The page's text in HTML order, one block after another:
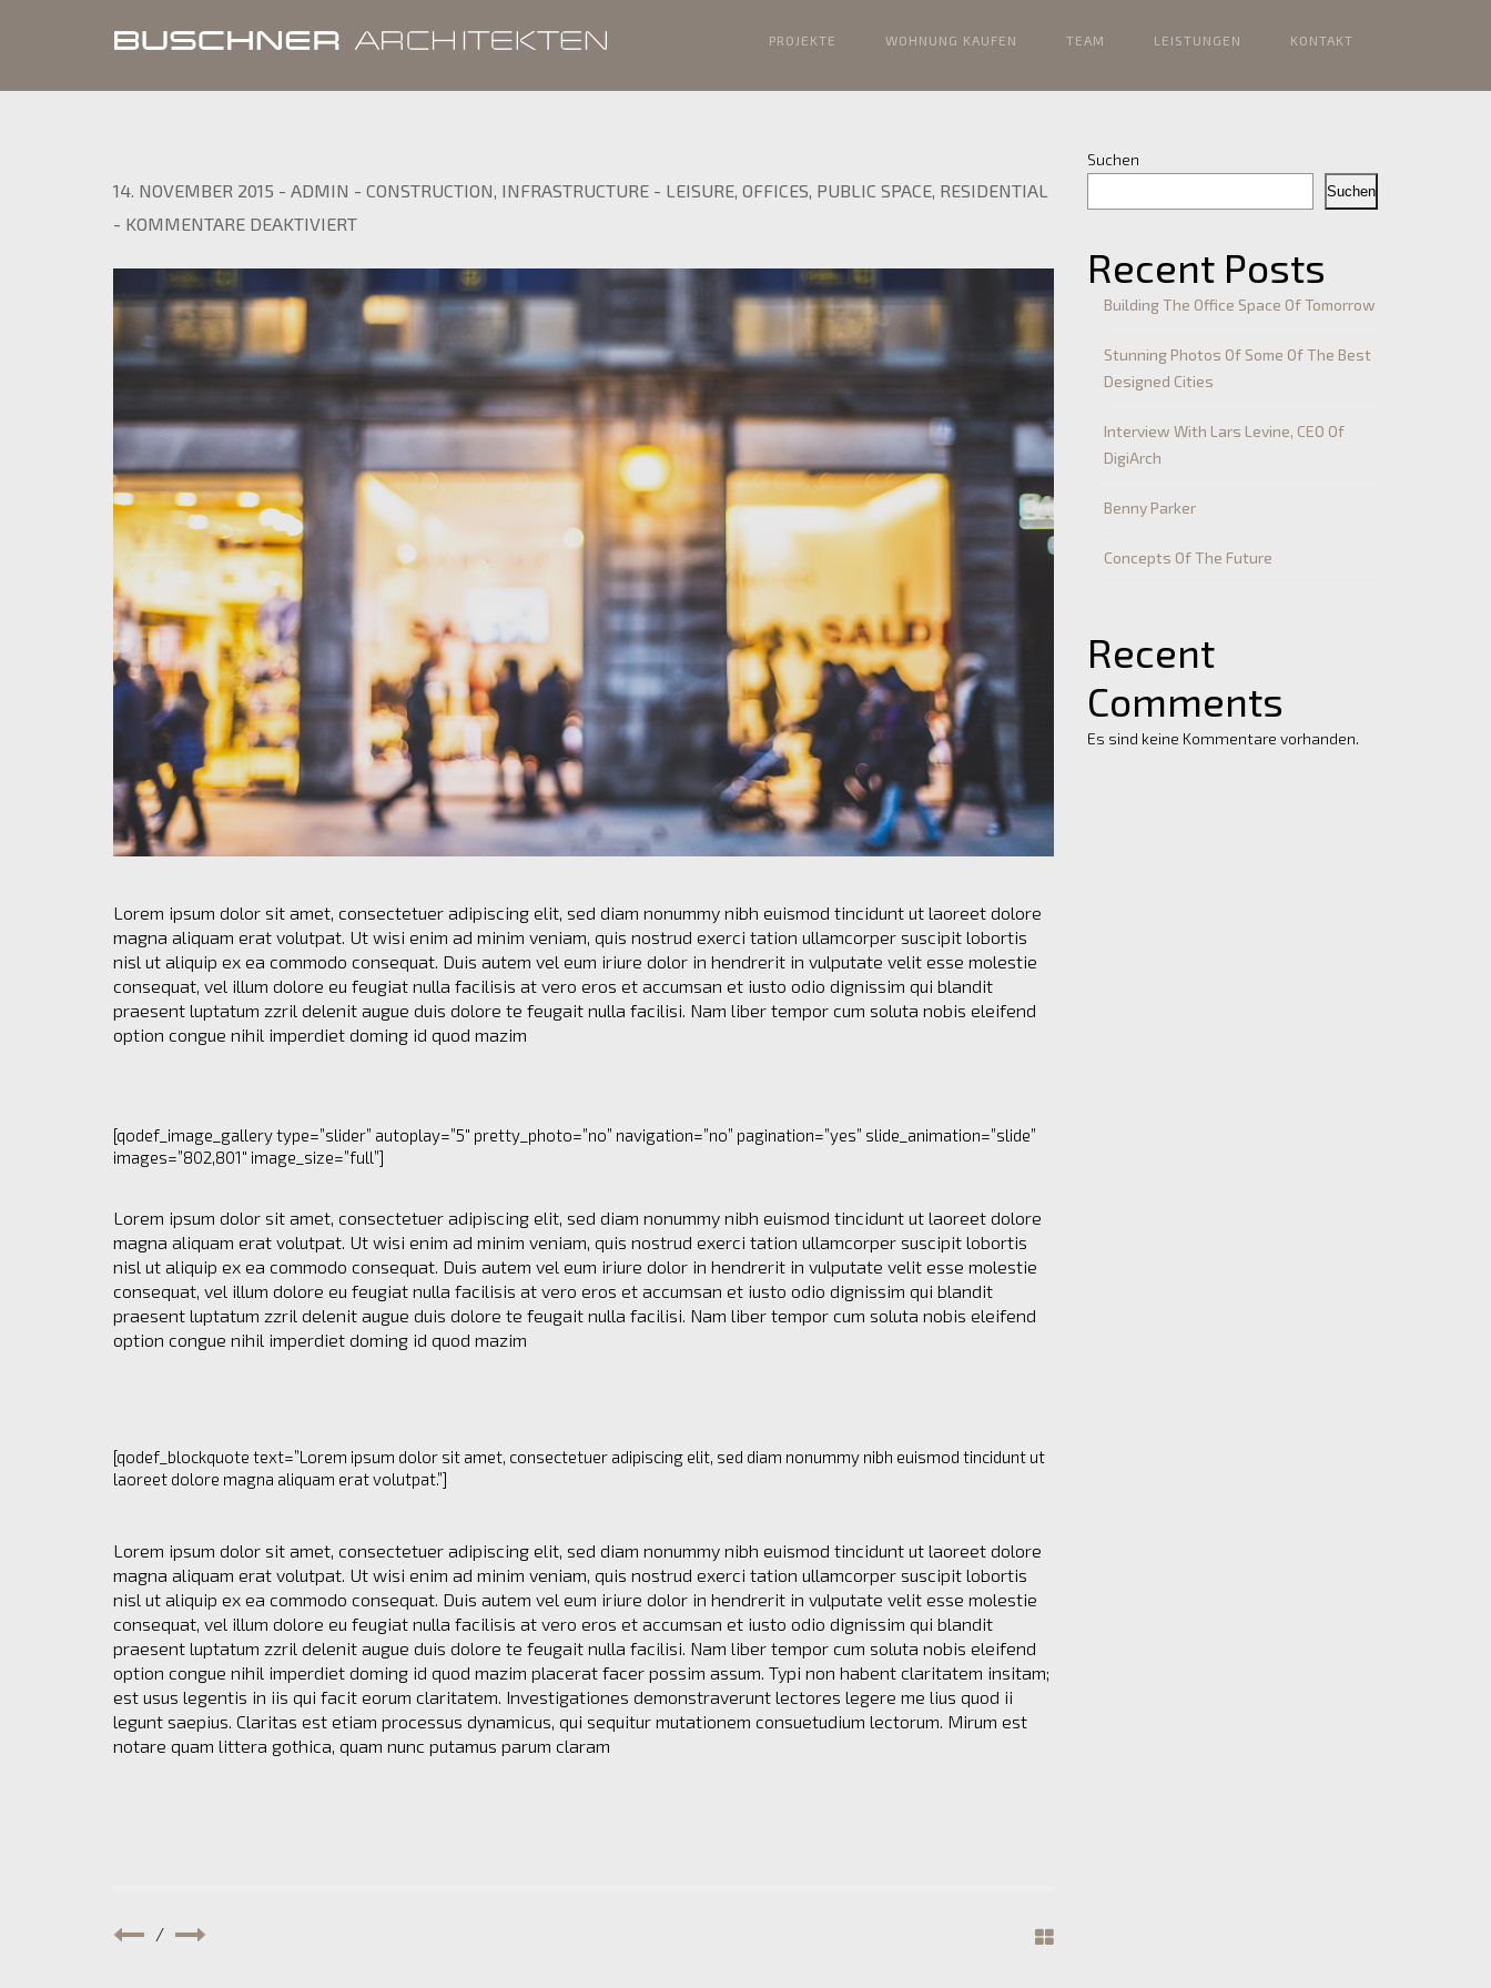
PROJEKTE WOHNUNG KAUFEN TEAM LEISTUNGEN KONTAKT
14. NOVEMBER 2015 - ADMIN - CONSTRUCTION, INFRASTRUCTURE - LEISURE, OFFICES, PUBLIC SPACE, RESIDENTIAL
- KOMMENTARE DEAKTIVIERTF
R
T
N
N
I
N
G
P
H
O
S
M
H
T
D
E
S
I
G
N
I
T
S
Lorem ipsum dolor sit amet, consectetuer adipiscing elit, sed diam nonummy nibh euismod tincidunt ut laoreet dolore
magna aliquam erat volutpat. Ut wisi enim ad minim veniam, quis nostrud exerci tation ullamcorper suscipit lobortis
nisl ut aliquip ex ea commodo consequat. Duis autem vel eum iriure dolor in hendrerit in vulputate velit esse molestie
consequat, vel illum dolore eu feugiat nulla facilisis at vero eros et accumsan et iusto odio dignissim qui blandit
praesent luptatum zzril delenit augue duis dolore te feugait nulla facilisi. Nam liber tempor cum soluta nobis eleifend
option congue nihil imperdiet doming id quod mazim
[qodef_image_gallery type=”slider” autoplay=”5″ pretty_photo=”no” navigation=”no” pagination=”yes” slide_animation=”slide”
images=”802,801″ image_size=”full”]
Lorem ipsum dolor sit amet, consectetuer adipiscing elit, sed diam nonummy nibh euismod tincidunt ut laoreet dolore
magna aliquam erat volutpat. Ut wisi enim ad minim veniam, quis nostrud exerci tation ullamcorper suscipit lobortis
nisl ut aliquip ex ea commodo consequat. Duis autem vel eum iriure dolor in hendrerit in vulputate velit esse molestie
consequat, vel illum dolore eu feugiat nulla facilisis at vero eros et accumsan et iusto odio dignissim qui blandit
praesent luptatum zzril delenit augue duis dolore te feugait nulla facilisi. Nam liber tempor cum soluta nobis eleifend
option congue nihil imperdiet doming id quod mazim
[qodef_blockquote text=”Lorem ipsum dolor sit amet, consectetuer adipiscing elit, sed diam nonummy nibh euismod tincidunt ut
laoreet dolore magna aliquam erat volutpat.”]
Lorem ipsum dolor sit amet, consectetuer adipiscing elit, sed diam nonummy nibh euismod tincidunt ut laoreet dolore
magna aliquam erat volutpat. Ut wisi enim ad minim veniam, quis nostrud exerci tation ullamcorper suscipit lobortis
nisl ut aliquip ex ea commodo consequat. Duis autem vel eum iriure dolor in hendrerit in vulputate velit esse molestie
consequat, vel illum dolore eu feugiat nulla facilisis at vero eros et accumsan et iusto odio dignissim qui blandit
praesent luptatum zzril delenit augue duis dolore te feugait nulla facilisi. Nam liber tempor cum soluta nobis eleifend
option congue nihil imperdiet doming id quod mazim placerat facer possim assum. Typi non habent claritatem insitam;
est usus legentis in iis qui facit eorum claritatem. Investigationes demonstraverunt lectores legere me lius quod ii
legunt saepius. Claritas est etiam processus dynamicus, qui sequitur mutationem consuetudium lectorum. Mirum est
notare quam littera gothica, quam nunc putamus parum claram
/
Suchen
Suchen
Recent Posts
Building The Office Space Of Tomorrow
Stunning Photos Of Some Of The Best
Designed Cities
Interview With Lars Levine, CEO Of
DigiArch
Benny Parker
Concepts Of The Future
Recent
Comments
Es sind keine Kommentare vorhanden.